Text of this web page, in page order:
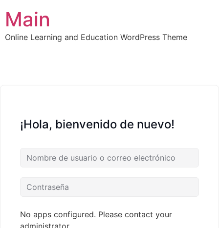
Main
Online Learning and Education WordPress Theme
¡Hola, bienvenido de nuevo!
No apps configured. Please contact your
administrator.